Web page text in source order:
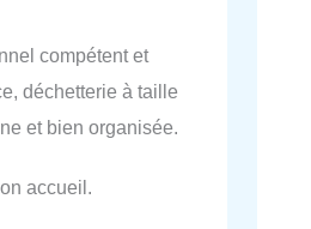
compétent et
déchetterie à taille
et bien organisée.
accueil.